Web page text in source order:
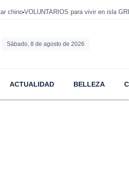
chino VOLUNTARIOS para vivir en isla
Sábado, 8 de agosto de 2026
ACTUALIDAD BELLEZA